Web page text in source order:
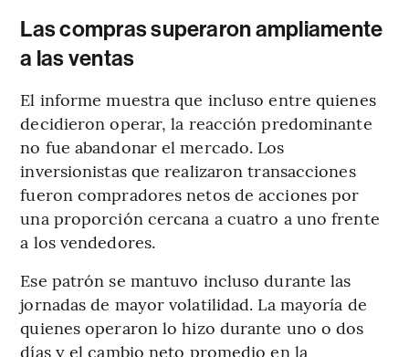
Las compras superaron ampliamente
a las ventas
El informe muestra que incluso entre quienes
decidieron operar, la reacción predominante
no fue abandonar el mercado. Los
inversionistas que realizaron transacciones
fueron compradores netos de acciones por
una proporción cercana a cuatro a uno frente
a los vendedores.
Ese patrón se mantuvo incluso durante las
jornadas de mayor volatilidad. La mayoría de
quienes operaron lo hizo durante uno o dos
días y el cambio neto promedio en la